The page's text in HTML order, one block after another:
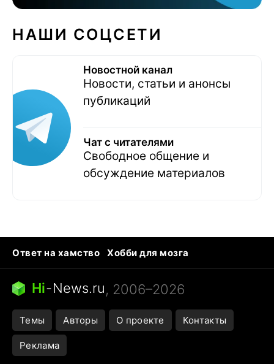
НАШИ СОЦСЕТИ
Новостной канал
Новости, статьи и анонсы
публикаций
Чат с читателями
Свободное общение и
обсуждение материалов
Ответ на хамство
Хобби для мозга
Бензин 100 и 95
Тунцы в океанариуме
Следующая пандемия
Hi-News.ru, 2006–2026
Темы Авторы О проекте Контакты
Реклама